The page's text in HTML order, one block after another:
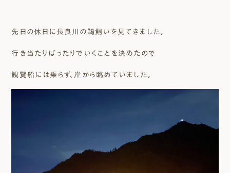
先日の休日に長良川の鵜飼いを見てきました。
行き当たりばったりでいくことを決めたので
観覧船には乗らず、岸から眺めていました。